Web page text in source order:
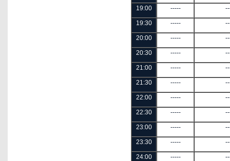
19:00 -----
19:30 -----
20:00 -----
20:30 -----
21:00 -----
21:30 -----
22:00 -----
22:30 -----
23:00 -----
23:30 -----
24:00 -----